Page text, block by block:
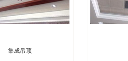
集成吊顶